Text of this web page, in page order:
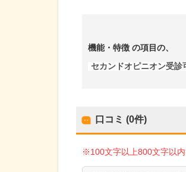
機能・特徴 の項目の、
セカンドオピニオン受診
口コミ (0件)
※100文字以上800文字以